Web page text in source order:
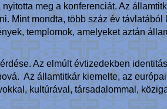
meg a konferenciát. Az
Mint mondta, több száz év
templomok, amelyeket aztán
Az elmúlt évtizedekben
Az államtitkár kiemelte, az
kultúrával, társadalommal,